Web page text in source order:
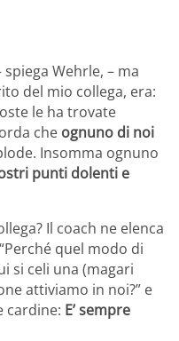
Wehrle, – ma
del mio collega, era:
le ha trovate
che ognuno di noi
Insomma ognuno
punti dolenti e
Il coach ne elenca
quel modo di
si celi una (magari
attiviamo in noi?” e
cardine: E’ sempre